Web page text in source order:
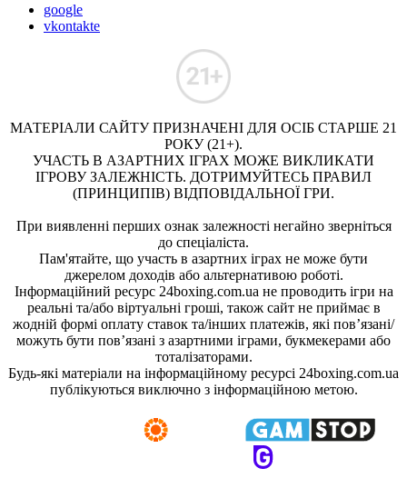
google
vkontakte
МАТЕРІАЛИ САЙТУ ПРИЗНАЧЕНІ ДЛЯ ОСІБ СТАРШЕ 21
РОКУ (21+).
УЧАСТЬ В АЗАРТНИХ ІГРАХ МОЖЕ ВИКЛИКАТИ
ІГРОВУ ЗАЛЕЖНІСТЬ. ДОТРИМУЙТЕСЬ ПРАВИЛ
(ПРИНЦИПІВ) ВІДПОВІДАЛЬНОЇ ГРИ.
При виявленні перших ознак залежності негайно зверніться
до спеціаліста.
Пам'ятайте, що участь в азартних іграх не може бути
джерелом доходів або альтернативою роботі.
Інформаційний ресурс 24boxing.com.ua не проводить ігри на
реальні та/або віртуальні гроші, також сайт не приймає в
жодній формі оплату ставок та/інших платежів, які пов’язані/
можуть бути пов’язані з азартними іграми, букмекерами або
тоталізаторами.
Будь-які матеріали на інформаційному ресурсі 24boxing.com.ua
публікуються виключно з інформаційною метою.